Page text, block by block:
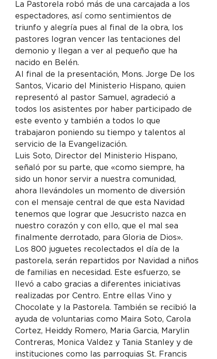
La Pastorela robó más de una carcajada a los
espectadores, así como sentimientos de
triunfo y alegría pues al final de la obra, los
pastores logran vencer las tentaciones del
demonio y llegan a ver al pequeño que ha
nacido en Belén.
Al final de la presentación, Mons. Jorge De los
Santos, Vicario del Ministerio Hispano, quien
representó al pastor Samuel, agradeció a
todos los asistentes por haber participado de
este evento y también a todos lo que
trabajaron poniendo su tiempo y talentos al
servicio de la Evangelización.
Luis Soto, Director del Ministerio Hispano,
señaló por su parte, que «como siempre, ha
sido un honor servir a nuestra comunidad,
ahora llevándoles un momento de diversión
con el mensaje central de que esta Navidad
tenemos que lograr que Jesucristo nazca en
nuestro corazón y con ello, que el mal sea
finalmente derrotado, para Gloria de Dios».
Los 800 juguetes recolectados el día de la
pastorela, serán repartidos por Navidad a niños
de familias en necesidad. Este esfuerzo, se
llevó a cabo gracias a diferentes iniciativas
realizadas por Centro. Entre ellas Vino y
Chocolate y la Pastorela. También se recibió la
ayuda de voluntarias como Maira Soto, Carola
Cortez, Heiddy Romero, Maria Garcia, Marylin
Contreras, Monica Valdez y Tania Stanley y de
instituciones como las parroquias St. Francis